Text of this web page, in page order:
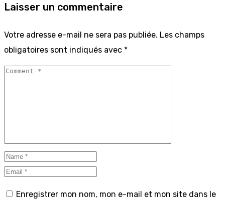
Laisser un commentaire
Votre adresse e-mail ne sera pas publiée. Les champs
obligatoires sont indiqués avec *
Enregistrer mon nom, mon e-mail et mon site dans le